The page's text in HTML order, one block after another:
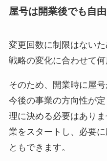
屋号は開業後でも自
変更回数に制限はない
戦略の変化に合わせて何
そのため、開業時に屋
今後の事業の方向性が
理に決める必要はあり
業をスタートし、必要
ともできます。